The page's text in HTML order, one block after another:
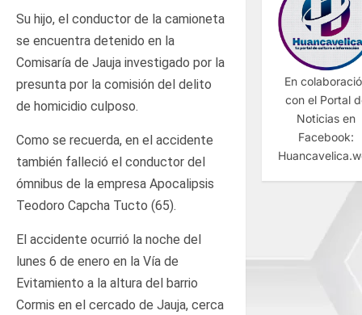
Su hijo, el conductor de la camioneta
se encuentra detenido en la
Comisaría de Jauja investigado por la
presunta por la comisión del delito
de homicidio culposo.
Como se recuerda, en el accidente
también falleció el conductor del
ómnibus de la empresa Apocalipsis
Teodoro Capcha Tucto (65).
El accidente ocurrió la noche del
lunes 6 de enero en la Vía de
Evitamiento a la altura del barrio
Cormis en el cercado de Jauja, cerca
En
con el Portal
Noticias en
Facebook: